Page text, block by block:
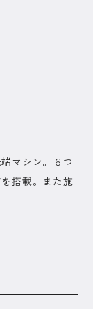
マシン。６つ
搭載。また施